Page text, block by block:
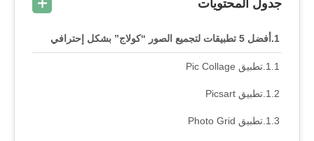
جدول المحتويات
أفضل 5 تطبيقات لتجميع الصور “كولاج” بشكل إحترافي
تطبيق Pic Collage
تطبيق Picsart
تطبيق Photo Grid